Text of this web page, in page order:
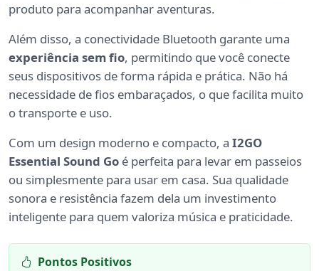
produto para acompanhar aventuras.
Além disso, a conectividade Bluetooth garante uma
experiência sem fio, permitindo que você conecte
seus dispositivos de forma rápida e prática. Não há
necessidade de fios embaraçados, o que facilita muito
o transporte e uso.
Com um design moderno e compacto, a I2GO
Essential Sound Go é perfeita para levar em passeios
ou simplesmente para usar em casa. Sua qualidade
sonora e resistência fazem dela um investimento
inteligente para quem valoriza música e praticidade.
Pontos Positivos